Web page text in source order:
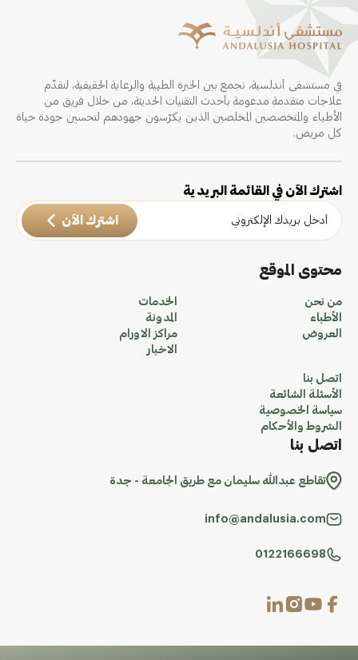
في مستشفى أندلسية، نجمع بين الخبرة الطبية والرعاية الحقيقية، لنقدّم
علاجات متقدمة مدعومة بأحدث التقنيات الحديثة، من خلال فريق من
الأطباء والمتخصصين المخلصين الذين يكرّسون جهودهم لتحسين جودة حياة
كل مريض.
اشترك الآن في القائمة البريدية
اشترك الآن
محتوى الموقع
من نحن
الأطباء
العروض
الخدمات
المدونة
مراكز الاورام
الاخبار
اتصل بنا
الأسئلة الشائعة
سياسة الخصوصية
الشروط والأحكام
اتصل بنا
تقاطع عبدالله سليمان مع طريق الجامعة - جدة
info@andalusia.com
0122166698